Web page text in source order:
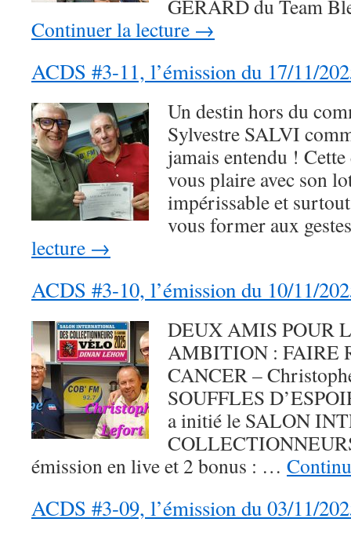
GÉRARD du Team
Continuer la lecture →
ACDS #3-11, l’émission du 17/11/
Un destin hors du
Sylvestre SALVI
jamais entendu !
vous plaire avec son
impérissable et
vous former aux
lecture →
ACDS #3-10, l’émission du 10/11/
DEUX AMIS POUR
AMBITION : FAIRE
CANCER –
SOUFFLES
a initié le SALON
émission en live et 2 bonus : …
ACDS #3-09, l’émission du 03/11/